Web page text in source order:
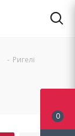
- Ригелі
0